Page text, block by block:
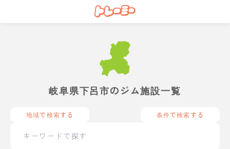
岐阜県下呂市のジム施設一覧
地域で検索する 条件で検索する